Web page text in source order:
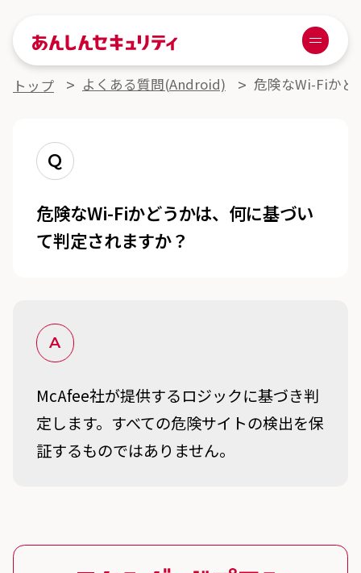
あんしんセキュリティ
Menu
よくある質問詳細
トップ よくある質問(Android) 危険なWi-Fiかど
Q
危険なWi-Fiかどうかは、何に基づい
て判定されますか？
A
McAfee社が提供するロジックに基づき判
定します。すべての危険サイトの検出を保
証するものではありません。
スタンダードプラン 詐欺